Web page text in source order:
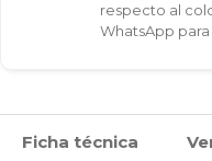
respecto al
WhatsApp
Ficha técnica